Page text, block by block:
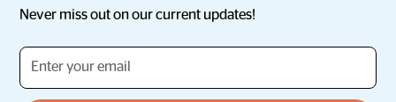
Never miss out on our current updates!